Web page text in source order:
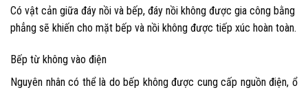
Có vật cản giữa đáy nồi và bếp, đáy nồi không được gia công bằng
phẳng sẽ khiến cho mặt bếp và nồi không được tiếp xúc hoàn toàn.
Bếp từ không vào điện
Nguyên nhân có thể là do bếp không được cung cấp nguồn điện, ổ